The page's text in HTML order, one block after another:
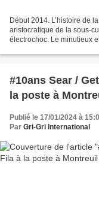
Début 2014. L’histoire de
aristocratique de la sous-
électrochoc. Le minutieux
#10ans Sear /
la poste à
Publié le 17/01/2024 à
Par Gri-Gri International